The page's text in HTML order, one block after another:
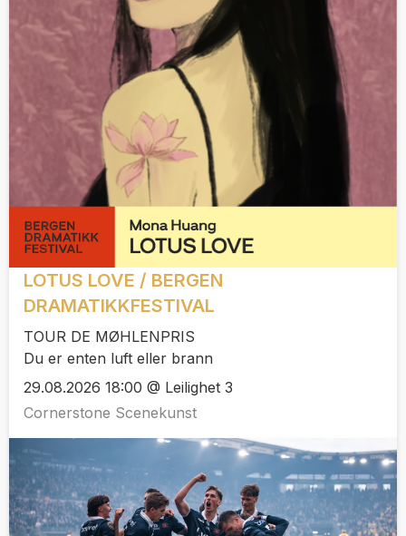
LOTUS LOVE / BERGEN
DRAMATIKKFESTIVAL
TOUR DE MØHLENPRIS
Du er enten luft eller brann
29.08.2026 18:00 @ Leilighet 3
Cornerstone Scenekunst